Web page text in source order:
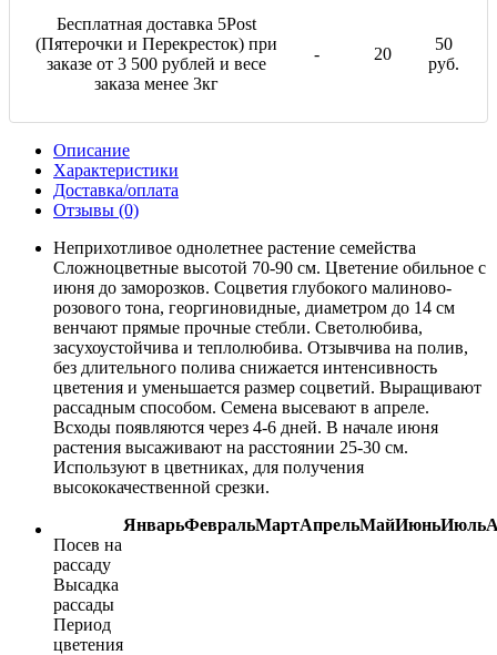
Бесплатная доставка 5Post
(Пятерочки и Перекресток) при
заказе от 3 500 рублей и весе
заказа менее 3кг
- 20
50
руб.
Описание
Характеристики
Доставка/оплата
Отзывы (0)
Неприхотливое однолетнее растение семейства
Сложноцветные высотой 70-90 см. Цветение обильное с
июня до заморозков. Соцветия глубокого малиново-
розового тона, георгиновидные, диаметром до 14 см
венчают прямые прочные стебли. Светолюбива,
засухоустойчива и теплолюбива. Отзывчива на полив,
без длительного полива снижается интенсивность
цветения и уменьшается размер соцветий. Выращивают
рассадным способом. Семена высевают в апреле.
Всходы появляются через 4-6 дней. В начале июня
растения высаживают на расстоянии 25-30 см.
Используют в цветниках, для получения
высококачественной срезки.
ЯнварьФевральМартАпрельМайИюньИюль
Посев на
рассаду
Высадка
рассады
Период
цветения